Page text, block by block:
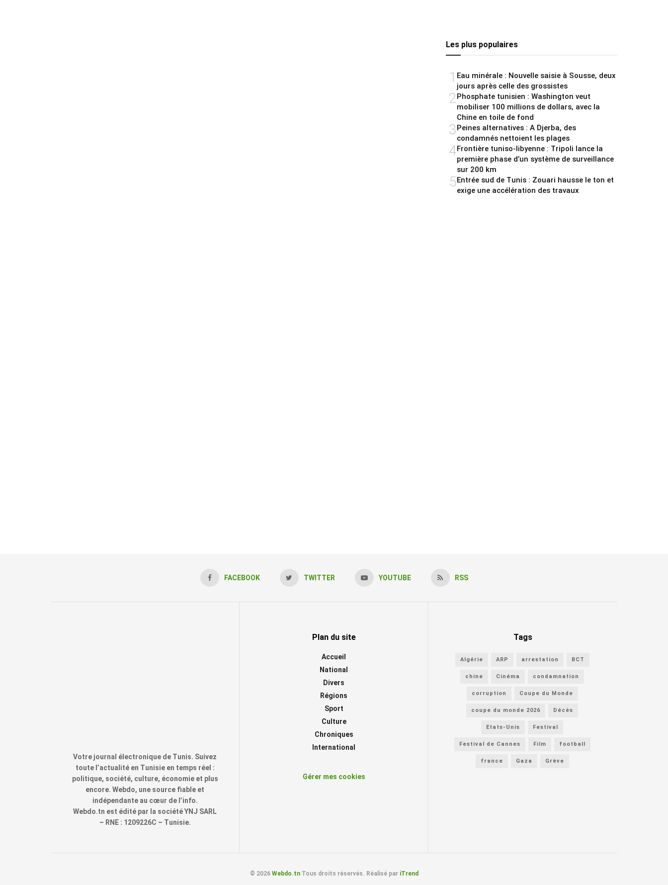
Les plus populaires
1 Eau minérale : Nouvelle saisie à Sousse, deux
jours après celle des grossistes
2Phosphate tunisien : Washington veut
mobiliser 100 millions de dollars, avec la
Chine en toile de fond
3Peines alternatives : A Djerba, des
condamnés nettoient les plages
4Frontière tuniso-libyenne : Tripoli lance la
première phase d’un système de surveillance
sur 200 km
5Entrée sud de Tunis : Zouari hausse le ton et
exige une accélération des travaux
FACEBOOK TWITTER YOUTUBE RSS
Votre journal électronique de Tunis. Suivez
toute l’actualité en Tunisie en temps réel :
politique, société, culture, économie et plus
encore. Webdo, une source fiable et
indépendante au cœur de l’info.
Webdo.tn est édité par la société YNJ SARL
– RNE : 1209226C – Tunisie.
Plan du site
Accueil
National
Divers
Régions
Sport
Culture
Chroniques
International
Gérer mes cookies
Tags
Algérie ARP arrestation BCT
chine Cinéma condamnation
corruption Coupe du Monde
coupe du monde 2026 Décès
Etats-Unis Festival
Festival de Cannes Film football
france Gaza Grève
© 2026 Webdo.tnTous droits réservés. Réalisé par iTrend